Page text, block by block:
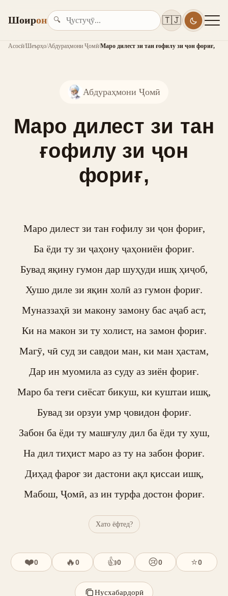
Шоирон 🔍 🇹🇯
Асосӣ/Шеърҳо/Абдураҳмони Ҷомӣ/Маро дилест зи тан ғофилу зи ҷон фориғ,
Абдураҳмони Ҷомӣ
Маро дилест зи тан
ғофилу зи ҷон
фориғ,
Маро дилест зи тан ғофилу зи ҷон фориғ,
Ба ёди ту зи ҷаҳону ҷаҳониён фориғ.
Бувад яқину гумон дар шуҳуди ишқ ҳиҷоб,
Хушо диле зи яқин холӣ аз гумон фориғ.
Муназзаҳӣ зи макону замону бас аҷаб аст,
Ки на макон зи ту холист, на замон фориғ.
Магӯ, чӣ суд зи савдои ман, ки ман ҳастам,
Дар ин муомила аз суду аз зиён фориғ.
Маро ба теғи сиёсат бикуш, ки куштаи ишқ,
Бувад зи орзуи умр ҷовидон фориғ.
Забон ба ёди ту машғулу дил ба ёди ту хуш,
На дил тиҳист маро аз ту на забон фориғ.
Диҳад фароғ зи дастони ақл қиссаи ишқ,
Мабош, Ҷомӣ, аз ин турфа достон фориғ.
Хато ёфтед?
❤️0 🔥0 👍0 😢0 ⭐0
Нусхабардорӣ